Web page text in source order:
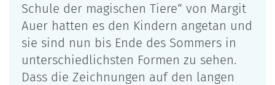
Schule der magischen Tiere“ von Margit
Auer hatten es den Kindern angetan und
sie sind nun bis Ende des Sommers in
unterschiedlichsten Formen zu sehen.
Dass die Zeichnungen auf den langen